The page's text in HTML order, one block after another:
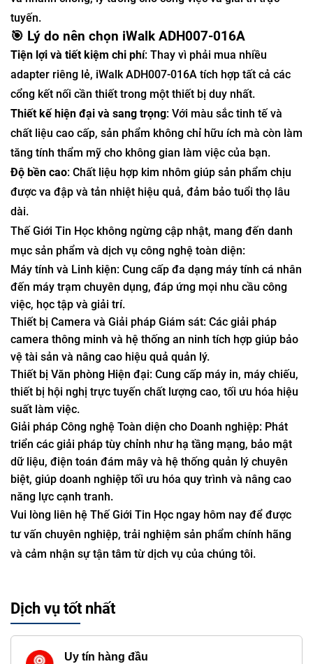
tuyến.
🎯 Lý do nên chọn iWalk ADH007-016A
Tiện lợi và tiết kiệm chi phí: Thay vì phải mua nhiều
adapter riêng lẻ, iWalk ADH007-016A tích hợp tất cả các
cổng kết nối cần thiết trong một thiết bị duy nhất.
Thiết kế hiện đại và sang trọng: Với màu sắc tinh tế và
chất liệu cao cấp, sản phẩm không chỉ hữu ích mà còn làm
tăng tính thẩm mỹ cho không gian làm việc của bạn.
Độ bền cao: Chất liệu hợp kim nhôm giúp sản phẩm chịu
được va đập và tản nhiệt hiệu quả, đảm bảo tuổi thọ lâu
dài.
Thế Giới Tin Học không ngừng cập nhật, mang đến danh
mục sản phẩm và dịch vụ công nghệ toàn diện:
Máy tính và Linh kiện: Cung cấp đa dạng máy tính cá nhân
đến máy trạm chuyên dụng, đáp ứng mọi nhu cầu công
việc, học tập và giải trí.
Thiết bị Camera và Giải pháp Giám sát: Các giải pháp
camera thông minh và hệ thống an ninh tích hợp giúp bảo
vệ tài sản và nâng cao hiệu quả quản lý.
Thiết bị Văn phòng Hiện đại: Cung cấp máy in, máy chiếu,
thiết bị hội nghị trực tuyến chất lượng cao, tối ưu hóa hiệu
suất làm việc.
Giải pháp Công nghệ Toàn diện cho Doanh nghiệp: Phát
triển các giải pháp tùy chỉnh như hạ tầng mạng, bảo mật
dữ liệu, điện toán đám mây và hệ thống quản lý chuyên
biệt, giúp doanh nghiệp tối ưu hóa quy trình và nâng cao
năng lực cạnh tranh.
Vui lòng liên hệ Thế Giới Tin Học ngay hôm nay để được
tư vấn chuyên nghiệp, trải nghiệm sản phẩm chính hãng
và cảm nhận sự tận tâm từ dịch vụ của chúng tôi.
Dịch vụ tốt nhất
Uy tín hàng đầu